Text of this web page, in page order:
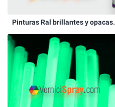
Pinturas Ral brillantes y opacas.